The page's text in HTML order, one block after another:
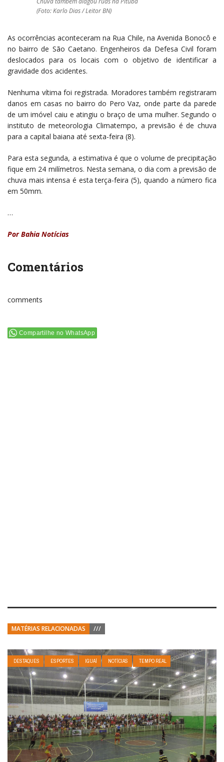
(Foto: Karlo Dias / Leitor BN)
As ocorrências aconteceram na Rua Chile, na Avenida Bonocô e
no bairro de São Caetano. Engenheiros da Defesa Civil foram
deslocados para os locais com o objetivo de identificar a
gravidade dos acidentes.
Nenhuma vítima foi registrada. Moradores também registraram
danos em casas no bairro do Pero Vaz, onde parte da parede
de um imóvel caiu e atingiu o braço de uma mulher. Segundo o
instituto de meteorologia Climatempo, a previsão é de chuva
para a capital baiana até sexta-feira (8).
Para esta segunda, a estimativa é que o volume de precipitação
fique em 24 milímetros. Nesta semana, o dia com a previsão de
chuva mais intensa é esta terça-feira (5), quando a número fica
em 50mm.
…
Por Bahia Notícias
Comentários
comments
Compartilhe no WhatsApp
MATÉRIAS RELACIONADAS ///
DESTAQUES ESPORTES IGUAÍ NOTÍCIAS TEMPO REAL